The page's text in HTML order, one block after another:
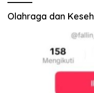
Olahraga dan